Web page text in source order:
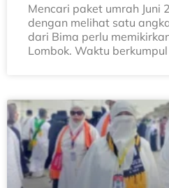
Mencari paket umrah Juni
dengan melihat satu
dari Bima perlu
Lombok. Waktu